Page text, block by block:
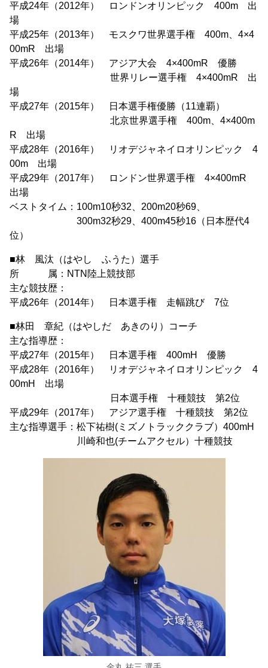
平成24年（2012年） ロンドンオリンピック 400m 出
場
平成25年（2013年） モスクワ世界選手権 400m、4×4
00mR 出場
平成26年（2014年） アジア大会 4×400mR 優勝
世界リレー選手権 4×400mR 出
場
平成27年（2015年） 日本選手権優勝（11連覇）
北京世界選手権 400m、4×400m
R 出場
平成28年（2016年） リオデジャネイロオリンピック 4
00m 出場
平成29年（2017年） ロンドン世界選手権 4×400mR
出場
ベストタイム：100m10秒32、200m20秒69、
300m32秒29、400m45秒16（日本歴代4
位）
■林 風汰（はやし ふうた）選手
所 属：NTN陸上競技部
主な競技歴：
平成26年（2014年） 日本選手権 走幅跳び 7位
■林田 章紀（はやしだ あきのり）コーチ
主な指導歴：
平成27年（2015年） 日本選手権 400mH 優勝
平成28年（2016年） リオデジャネイロオリンピック 4
00mH 出場
日本選手権 十種競技 第2位
平成29年（2017年） アジア選手権 十種競技 第2位
主な指導選手：松下祐樹(ミズノトラッククラブ）400mH
川崎和也(チームアクセル）十種競技